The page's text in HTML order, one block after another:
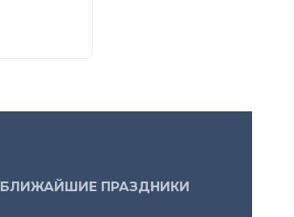
БЛИЖАЙШИЕ ПРАЗДНИКИ